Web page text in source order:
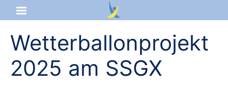
Startseite
Aktuelles
Wetterballonprojekt
2025 am SSGX